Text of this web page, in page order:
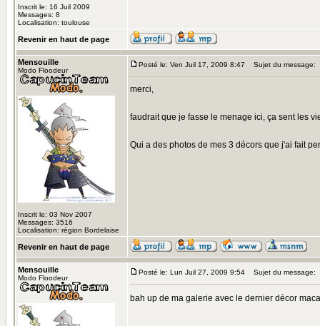
Inscrit le: 16 Juil 2009
Messages: 8
Localisation: toulouse
Revenir en haut de page
Mensouille
Modo Floodeur
Inscrit le: 03 Nov 2007
Messages: 3516
Localisation: région Bordelaise
Posté le: Ven Juil 17, 2009 8:47 Sujet du message:
merci,
faudrait que je fasse le menage ici, ça sent les
Qui a des photos de mes 3 décors que j'ai fait
Revenir en haut de page
Mensouille
Modo Floodeur
Posté le: Lun Juil 27, 2009 9:54 Sujet du message:
bah up de ma galerie avec le dernier décor